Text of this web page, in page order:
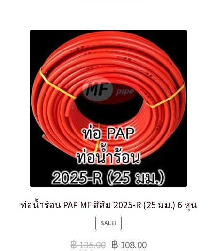
ท่อน้ำร้อน PAP MF สีส้ม 2025-R (25 มม.) 6 หุน
SALE!
฿135.00 ฿ 108.00